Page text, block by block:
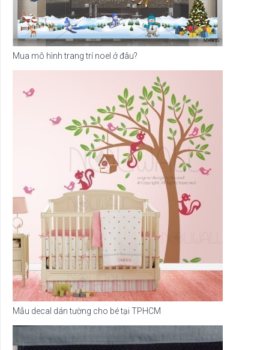
Mua mô hình trang trí noel ở đâu?
Mẫu decal dán tường cho bé tại TPHCM